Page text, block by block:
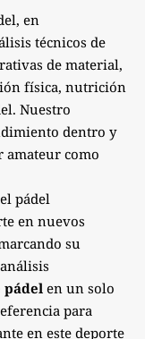
en
técnicos de
de material,
física, nutrición
Nuestro
dentro y
amateur como
pádel
en nuevos
su
pádelen un solo
para
en este deporte